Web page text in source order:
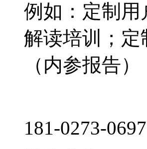
例如：定制
解读培训；
（内参报告）
181-0273-0697